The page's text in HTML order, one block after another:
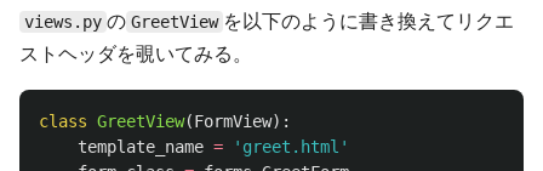
views.py の GreetView を以下のように書き換えてリクエ
ストヘッダを覗いてみる。
class GreetView(FormView):
template_name = ' greet.html '